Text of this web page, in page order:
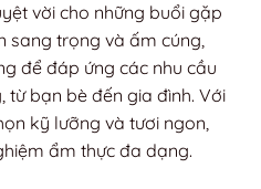
vời cho những buổi gặp
sang trọng và ấm cúng,
để đáp ứng các nhu cầu
từ bạn bè đến gia đình. Với
kỹ lưỡng và tươi ngon,
ẩm thực đa dạng.